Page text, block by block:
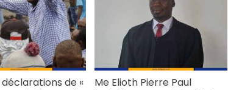
de «
Me Elioth Pierre Paul